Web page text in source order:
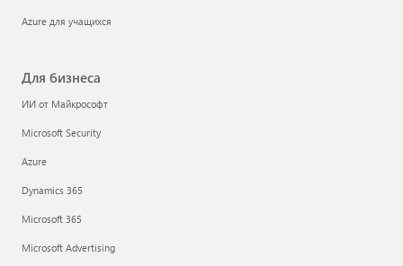
Azure для учащихся
Для бизнеса
ИИ от Майкрософт
Microsoft Security
Azure
Dynamics 365
Microsoft 365
Microsoft Advertising